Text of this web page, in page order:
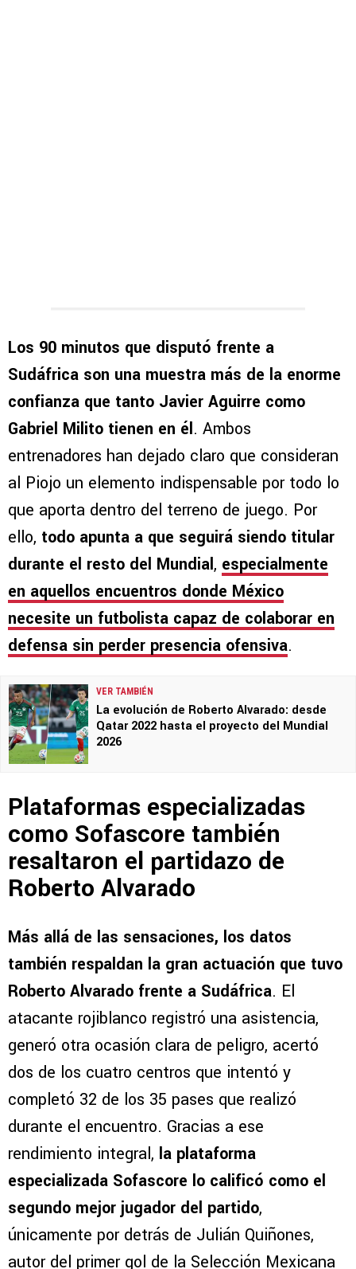
Los 90 minutos que disputó frente a
Sudáfrica son una muestra más de la enorme
confianza que tanto Javier Aguirre como
Gabriel Milito tienen en él. Ambos
entrenadores han dejado claro que consideran
al Piojo un elemento indispensable por todo lo
que aporta dentro del terreno de juego. Por
ello, todo apunta a que seguirá siendo titular
durante el resto del Mundial, especialmente
en aquellos encuentros donde México
necesite un futbolista capaz de colaborar en
defensa sin perder presencia ofensiva.
VER TAMBIÉN
La evolución de Roberto Alvarado: desde
Qatar 2022 hasta el proyecto del Mundial
2026
Plataformas especializadas
como Sofascore también
resaltaron el partidazo de
Roberto Alvarado
Más allá de las sensaciones, los datos
también respaldan la gran actuación que tuvo
Roberto Alvarado frente a Sudáfrica. El
atacante rojiblanco registró una asistencia,
generó otra ocasión clara de peligro, acertó
dos de los cuatro centros que intentó y
completó 32 de los 35 pases que realizó
durante el encuentro. Gracias a ese
rendimiento integral, la plataforma
especializada Sofascore lo calificó como el
segundo mejor jugador del partido,
únicamente por detrás de Julián Quiñones,
autor del primer gol de la Selección Mexicana